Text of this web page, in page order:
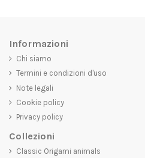
Informazioni
Chi siamo
Termini e condizioni d'uso
Note legali
Cookie policy
Privacy policy
Collezioni
Classic Origami animals